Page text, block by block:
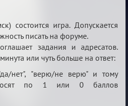
состоится игра. Допускается
писать на форуме.
задания и адресатов.
или чуть больше на ответ:
нет", "верю/не верю" и тому
по 1 или 0 баллов